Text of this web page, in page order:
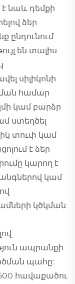
նաև դեմքի
ձեր
ընդունում
են տալիս
սիլիկոնի
համար
կամ բարձր
ստեղծել
տուփ կամ
է ձեր
կարող է
կամ
կծկման
ապրանքի
պահը:
հավաքածու